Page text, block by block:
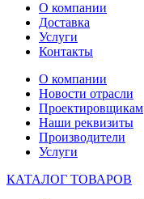
О компании
Доставка
Услуги
Контакты
О компании
Новости отрасли
Проектировщикам
Наши реквизиты
Производители
Услуги
КАТАЛОГ ТОВАРОВ